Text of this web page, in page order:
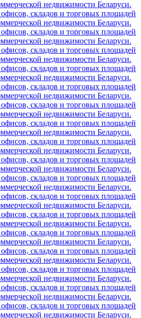
недвижимости Беларуси.
складов и торговых площадей
недвижимости Беларуси.
складов и торговых площадей
недвижимости Беларуси.
складов и торговых площадей
недвижимости Беларуси.
складов и торговых площадей
недвижимости Беларуси.
складов и торговых площадей
недвижимости Беларуси.
складов и торговых площадей
недвижимости Беларуси.
складов и торговых площадей
недвижимости Беларуси.
складов и торговых площадей
недвижимости Беларуси.
складов и торговых площадей
недвижимости Беларуси.
складов и торговых площадей
недвижимости Беларуси.
складов и торговых площадей
недвижимости Беларуси.
складов и торговых площадей
недвижимости Беларуси.
складов и торговых площадей
недвижимости Беларуси.
складов и торговых площадей
недвижимости Беларуси.
складов и торговых площадей
недвижимости Беларуси.
складов и торговых площадей
недвижимости Беларуси.
складов и торговых площадей
недвижимости Беларуси.